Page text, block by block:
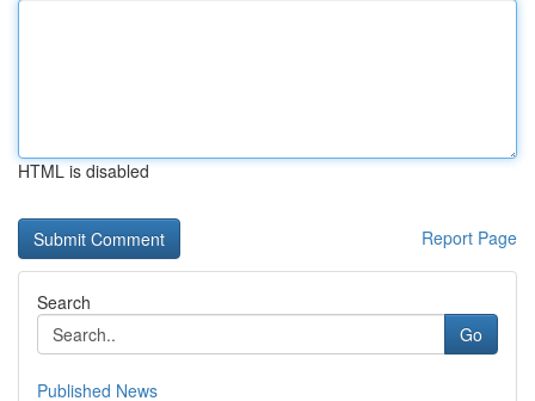
HTML is disabled
Report Page
Search
Go
Published News